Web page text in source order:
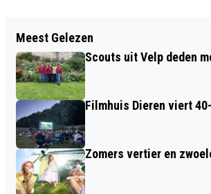
HELP DE VOGELS DE
VELUWEZOOM
Meest Gelezen
Scouts uit Velp deden
Filmhuis Dieren viert
Zomers vertier en